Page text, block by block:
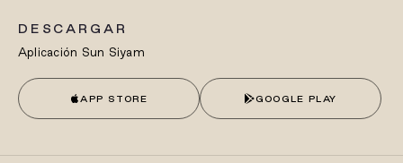
DESCARGAR
Aplicación Sun Siyam
APP STORE GOOGLE PLAY